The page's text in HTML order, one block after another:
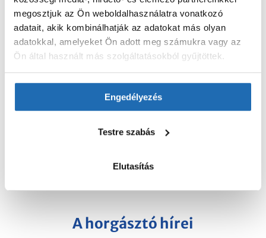
megosztjuk az Ön weboldalhasználatra vonatkozó
adatait, akik kombinálhatják az adatokat más olyan
adatokkal, amelyeket Ön adott meg számukra vagy az
Ön által használt más szolgáltatásokból gyűjtöttek.
Engedélyezés
Testre szabás
Elutasítás
horgásztóPest megyében! Exkluzivitását
az adja, hogy kizárólagklubtagsági
rendszerbenműködünk, napijegyes
horgászokat nem fogadunk.
szépsége és a nagyfokú bizalom,
amelyet tagjaink élveznek, teszik
különlegessé a horgásztavat.
A horgásztó hírei